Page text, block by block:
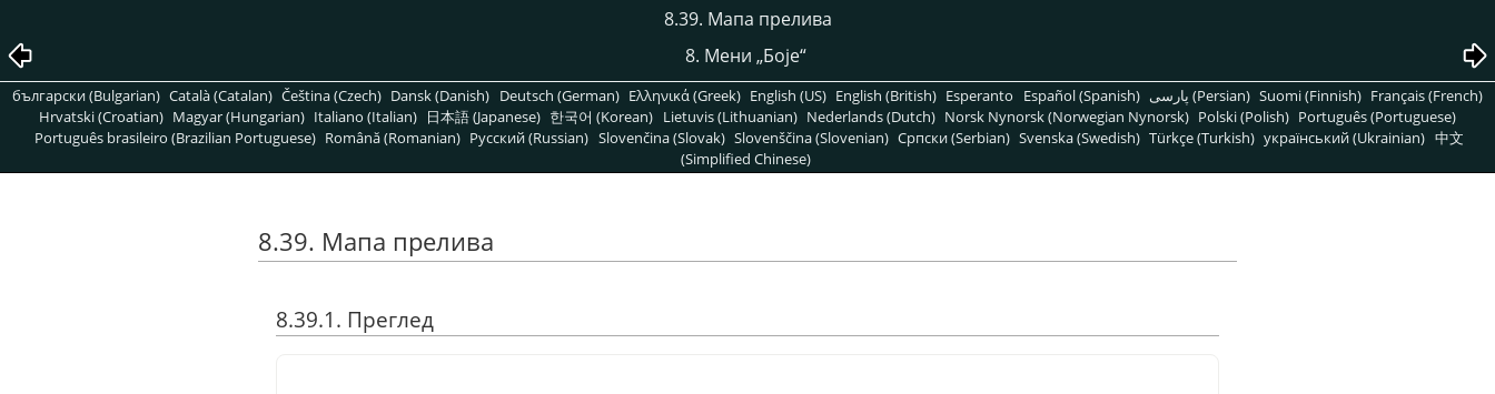
8.39. Мапа прелива
8. Мени „Боје“
български (Bulgarian) Català (Catalan) Čeština (Czech) Dansk (Danish) Deutsch (German) Ελληνικά (Greek) English (US) English (British) Esperanto Español (Spanish) پارسی (Persian) Suomi (Finnish) Français (French)
Hrvatski (Croatian) Magyar (Hungarian) Italiano (Italian) 日本語 (Japanese) 한국어 (Korean) Lietuvis (Lithuanian) Nederlands (Dutch) Norsk Nynorsk (Norwegian Nynorsk) Polski (Polish) Português (Portuguese)
Português brasileiro (Brazilian Portuguese) Română (Romanian) Pусский (Russian) Slovenčina (Slovak) Slovenščina (Slovenian) Српски (Serbian) Svenska (Swedish) Türkçe (Turkish) український (Ukrainian) 中文
(Simplified Chinese)
8.39. Мапа прелива
8.39.1. Преглед